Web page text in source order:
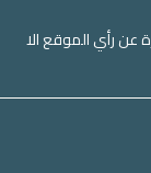
عن رأي الموقع الا